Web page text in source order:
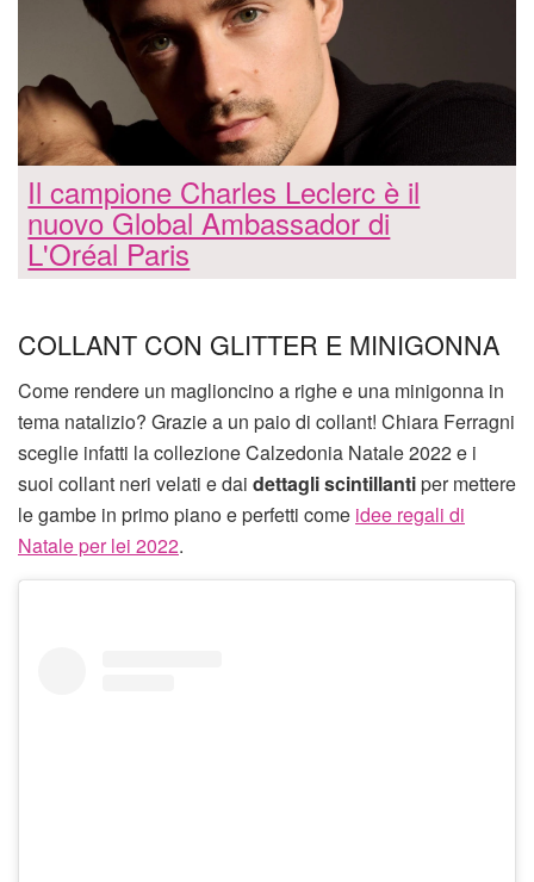
Il campione Charles Leclerc è il
nuovo Global Ambassador di
L'Oréal Paris
COLLANT CON GLITTER E MINIGONNA
Come rendere un maglioncino a righe e una minigonna in
tema natalizio? Grazie a un paio di collant! Chiara Ferragni
sceglie infatti la collezione Calzedonia Natale 2022 e i
suoi collant neri velati e dai dettagli scintillantiper mettere
le gambe in primo piano e perfetti come idee regali di
Natale per lei 2022.